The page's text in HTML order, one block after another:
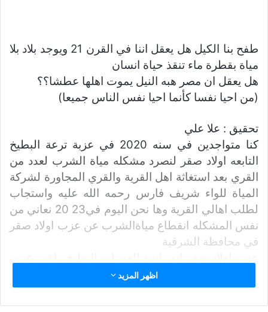
ي
ا
ل
ك
ت
و
ن
طفح بنا الكيل هل يعقل اننا في القرن 21 ويوجد بلاد بلا
مياة بقطرة ماء تنقذ حياة انسان
هل يعقل ان مصر هبه النيل يموت اهلها عطشا؟؟
(من احيا نفسا كأنما احيا نفس الناس جميعا)
تحقيق : علا علي
كنا متواجدين في سنه 2020 في عزبة ترعة البطيخ
التابعه اولاد صقر لنصرد مشكله مياة الشرب لعدد من
القري بعد استغاثة اهل القرية والقري المجاورة لشركة
المياة للواء شريف فارس رحمه الله عليه واستجاب
لطلب اهالي القرية وها نحن اليوم في23 20 نعاني من
نفس المشكله انقطاع مياةالشرب عن عزب اولاد صقر
في محافظة الشرقية
بلا حياة فقطرة المياة هي الحياة.
وتم استغاثه من اهل هذه القرى من 2020 للمسؤولين
ولا حياة لمن تنادي عزب فقدت الحياة الاخضر واليابس
اظهر المزيد